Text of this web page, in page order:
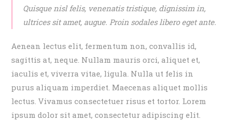
Quisque nisl felis, venenatis tristique, dignissim in,
ultrices sit amet, augue. Proin sodales libero eget ante.
Aenean lectus elit, fermentum non, convallis id,
sagittis at, neque. Nullam mauris orci, aliquet et,
iaculis et, viverra vitae, ligula. Nulla ut felis in
purus aliquam imperdiet. Maecenas aliquet mollis
lectus. Vivamus consectetuer risus et tortor. Lorem
ipsum dolor sit amet, consectetur adipiscing elit.